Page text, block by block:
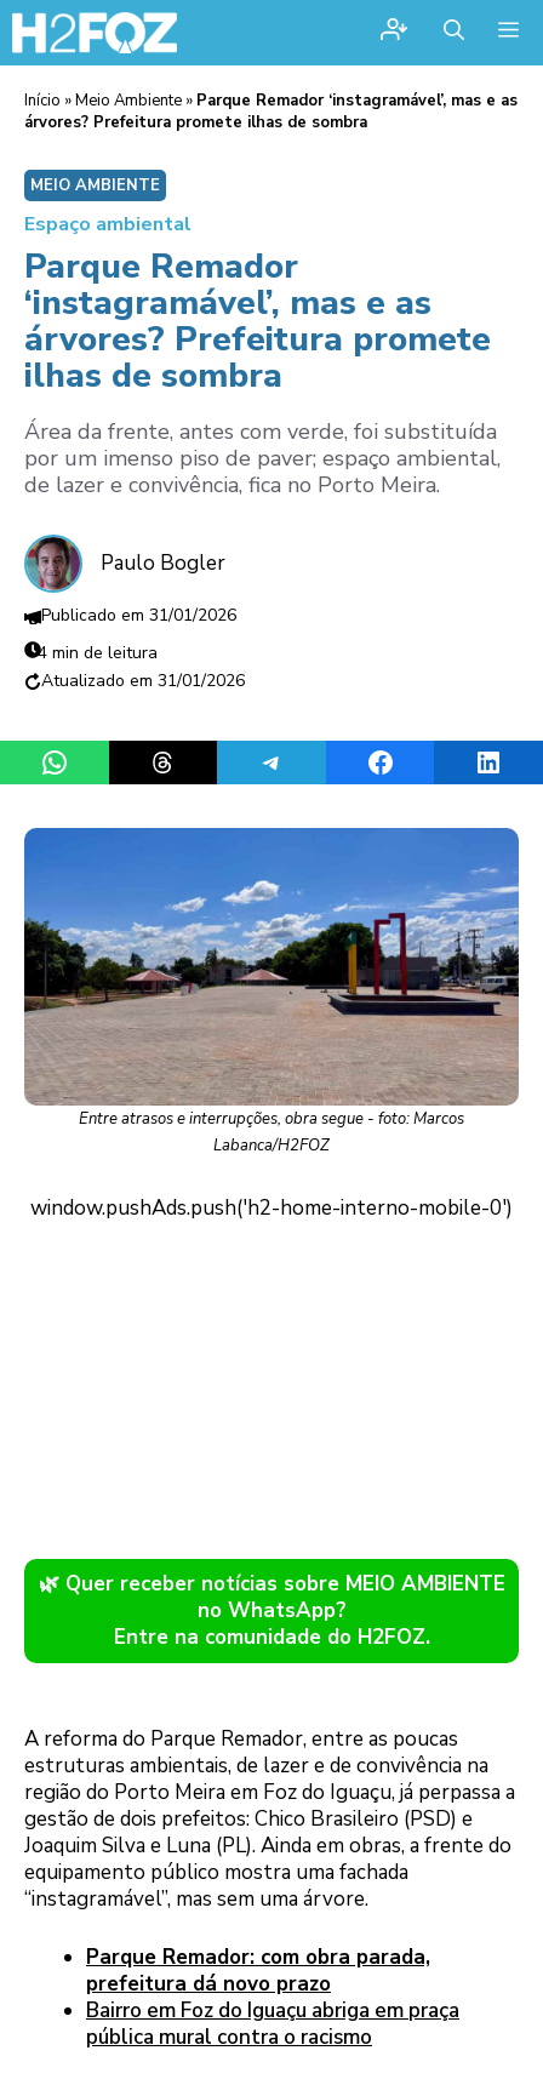
Início »Meio Ambiente » Parque Remador ‘instagramável’, mas e as
árvores? Prefeitura promete ilhas de sombra
MEIO AMBIENTE
Espaço ambiental
Parque Remador
‘instagramável’, mas e as
árvores? Prefeitura promete
ilhas de sombra
Área da frente, antes com verde, foi substituída
por um imenso piso de paver; espaço ambiental,
de lazer e convivência, fica no Porto Meira.
Paulo Bogler
31/01/2026
4 min de leitura
31/01/2026
Share on WhatsAppShare on ThreadsShare on TelegramShare on Facebook
Entre atrasos e interrupções, obra segue - foto: Marcos
Labanca/H2FOZ
🌿 Quer receber notícias sobre MEIO AMBIENTE
no WhatsApp?
Entre na comunidade do H2FOZ.
A reforma do Parque Remador, entre as poucas
estruturas ambientais, de lazer e de convivência na
região do Porto Meira em Foz do Iguaçu, já perpassa a
gestão de dois prefeitos: Chico Brasileiro (PSD) e
Joaquim Silva e Luna (PL). Ainda em obras, a frente do
equipamento público mostra uma fachada
“instagramável”, mas sem uma árvore.
Parque Remador: com obra parada,
prefeitura dá novo prazo
Bairro em Foz do Iguaçu abriga em praça
pública mural contra o racismo